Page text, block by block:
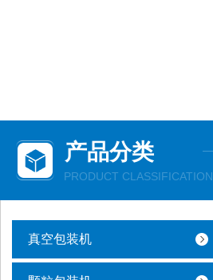
产品分类
PRODUCT CLASSIFICATION
真空包装机